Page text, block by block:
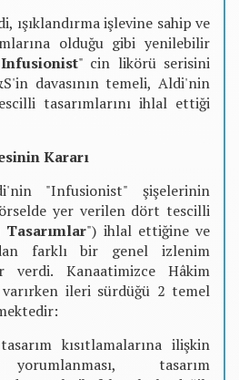
ışıklandırma işlevine sahip ve
olduğu gibi yenilebilir
Infusionist" cin likörü serisini
davasının temeli, Aldi'nin
tasarımlarını ihlal ettiği
Kararı
"Infusionist" şişelerinin
yer verilen dört tescilli
") ihlal ettiğine ve
farklı bir genel izlenim
verdi. Kanaatimizce Hâkim
ileri sürdüğü 2 temel
kısıtlamalarına ilişkin
tasarım